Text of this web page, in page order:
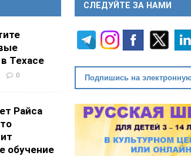
Техасе
0
Райса
обучение
СЛЕДУЙТЕ ЗА НАМИ
Подпишись на